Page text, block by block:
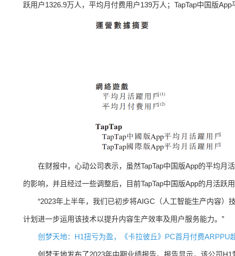
跃用户1326.9万人，平均月付费用户139万人；TapTap中国版
在财报中，心动公司表示，虽然TapTap中国版App的平均
的影响，并且经过一些调整后，目前TapTap中国版App的月活跃
“2023年上半年，我们已初步将AIGC（人工智能生产内容
计划进一步运用该技术以提升内容生产效率及用户服务能力。”
创梦天地：H1扭亏为盈，《卡拉彼丘》PC首月付费ARPPU
创梦天地发布了2023年中期业绩报告。报告显示，该公司H1